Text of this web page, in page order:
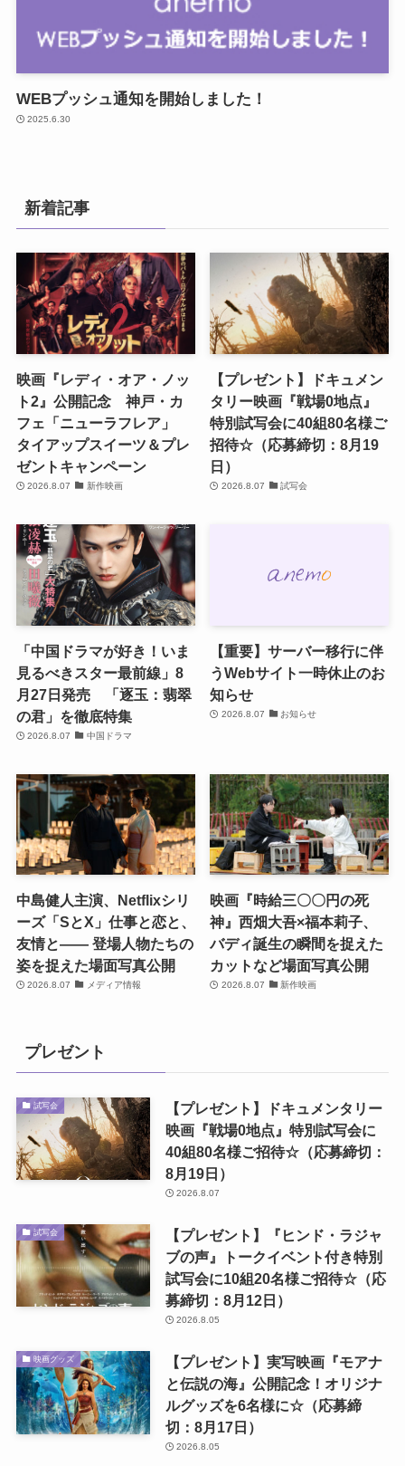
WEBプッシュ通知を開始しました！
2025.6.30
新着記事
映画『レディ・オア・ノッ
ト2』公開記念 神戸・カ
フェ「ニューラフレア」
タイアップスイーツ＆プレ
ゼントキャンペーン
2026.8.07 新作映画
【プレゼント】ドキュメン
タリー映画『戦場0地点』
特別試写会に40組80名様ご
招待☆（応募締切：8月19
日）
2026.8.07 試写会
「中国ドラマが好き！いま
見るべきスター最前線」8
月27日発売 「逐玉：翡翠
の君」を徹底特集
2026.8.07 中国ドラマ
【重要】サーバー移行に伴
うWebサイト一時休止のお
知らせ
2026.8.07 お知らせ
中島健人主演、Netflixシリ
ーズ「SとX」仕事と恋と、
友情と―― 登場人物たちの
姿を捉えた場面写真公開
2026.8.07 メディア情報
映画『時給三〇〇円の死
神』西畑大吾×福本莉子、
バディ誕生の瞬間を捉えた
カットなど場面写真公開
2026.8.07 新作映画
プレゼント
試写会
【プレゼント】ドキュメンタリー
映画『戦場0地点』特別試写会に
40組80名様ご招待☆（応募締切：
8月19日）
2026.8.07
試写会
【プレゼント】『ヒンド・ラジャ
ブの声』トークイベント付き特別
試写会に10組20名様ご招待☆（応
募締切：8月12日）
2026.8.05
映画グッズ
【プレゼント】実写映画『モアナ
と伝説の海』公開記念！オリジナ
ルグッズを6名様に☆（応募締
切：8月17日）
2026.8.05